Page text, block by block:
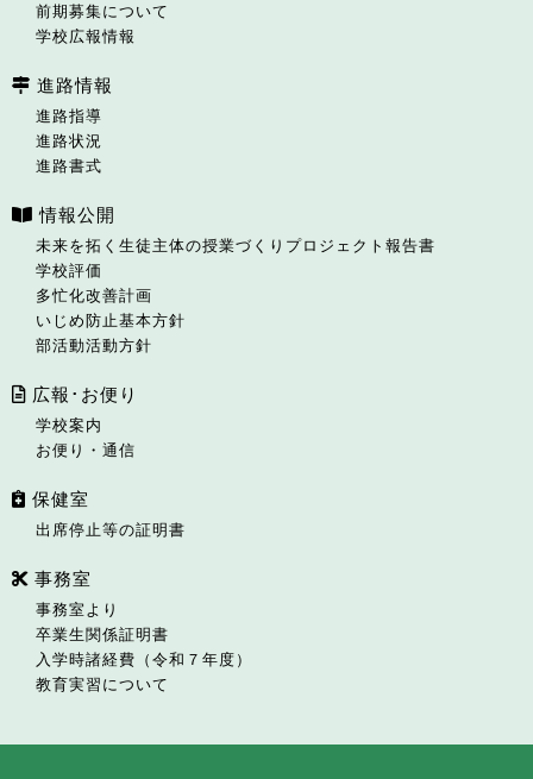
前期募集について
学校広報情報
進路情報
進路指導
進路状況
進路書式
情報公開
未来を拓く生徒主体の授業づくりプロジェクト報告書
学校評価
多忙化改善計画
いじめ防止基本方針
部活動活動方針
広報･お便り
学校案内
お便り・通信
保健室
出席停止等の証明書
事務室
事務室より
卒業生関係証明書
入学時諸経費（令和７年度）
教育実習について